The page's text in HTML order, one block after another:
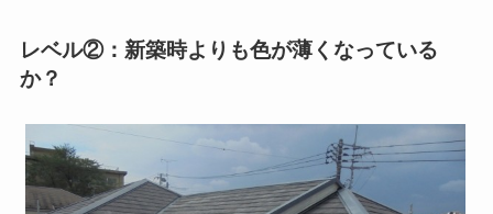
レベル②：新築時よりも色が薄くなっている
か？